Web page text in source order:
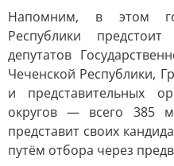
Напомним, в этом
Республики
депутатов
Чеченской Республики,
и представительных
округов — всего 385
представит своих
путём отбора через